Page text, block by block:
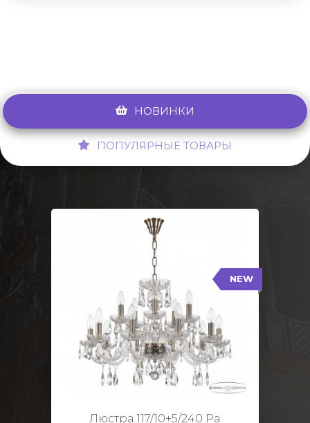
НОВИНКИ
ПОПУЛЯРНЫЕ ТОВАРЫ
NEW
Люстра 117/10+5/240 Pa
117/10+5/240 Pa
Тип: Стеклянный рожок
Цвет арматуры: Патина/
Кол-во ламп: 15
Диаметр: 70 см